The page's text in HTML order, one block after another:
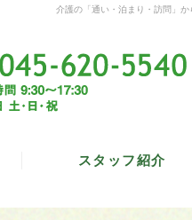
介護の「通い・泊まり・訪問」か
スタッフ紹介